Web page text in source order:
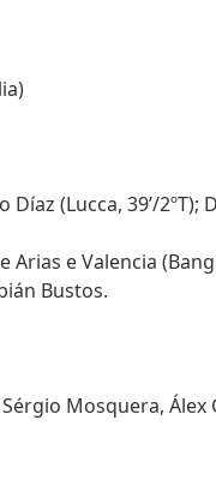
(Lucca, 39’/
e Valencia
Bustos.
Mosquera, Álex